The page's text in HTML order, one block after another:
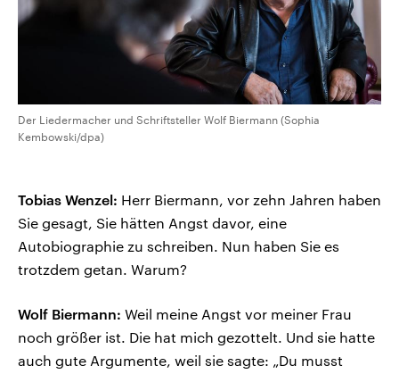
Der Liedermacher und Schriftsteller Wolf Biermann (Sophia
Kembowski/dpa)
Tobias Wenzel: Herr Biermann, vor zehn Jahren haben
Sie gesagt, Sie hätten Angst davor, eine
Autobiographie zu schreiben. Nun haben Sie es
trotzdem getan. Warum?
Wolf Biermann: Weil meine Angst vor meiner Frau
noch größer ist. Die hat mich gezottelt. Und sie hatte
auch gute Argumente, weil sie sagte: „Du musst